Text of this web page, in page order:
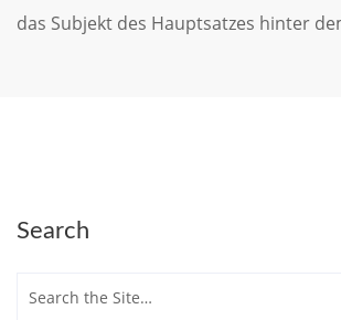
das Subjekt des Hauptsatzes hinter
Search